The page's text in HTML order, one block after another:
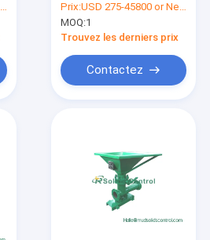
systèmes
d'équipement de
contrôle des solides
Prix:USD 275-45800 or Negotiable
MOQ:1
Trouvez les derniers prix
Contactez